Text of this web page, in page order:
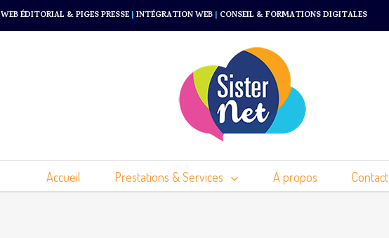
WEB ÉDITORIAL & PIGES PRESSE | INTÉGRATION WEB | CONSEIL & FORMATIONS DIGITALES
Accueil Prestations & Services A propos Contact